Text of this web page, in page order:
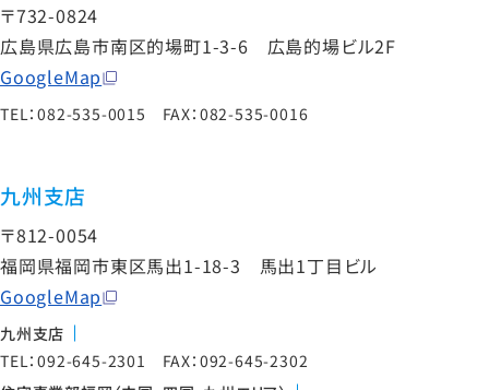
〒732-0824
広島県広島市南区的場町1-3-6 広島的場ビル2F
GoogleMap
TEL：082-535-0015 FAX：082-535-0016
九州支店
〒812-0054
福岡県福岡市東区馬出1-18-3 馬出1丁目ビル
GoogleMap
九州支店
TEL：092-645-2301 FAX：092-645-2302